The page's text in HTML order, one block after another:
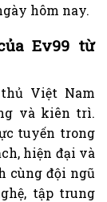
hôm nay.
Ev99 từ
Việt Nam
và kiên trì.
tuyến trong
hiện đại và
cùng đội ngũ
tập trung